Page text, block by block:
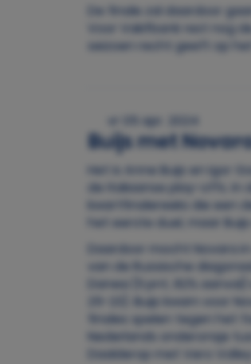
De finale zal daardoor
Voor Vakifbank rest nog
seizoen recht geeft op
vr 05 apr. 2024
Buijs met
Het is Anne Buijs en Igor
de Italiaanse play-offs. In
kwartfinalereeks die een
het eerste duel, maar
Daardoor mocht Novara
van de Russische
Danesi (11 pnt, 82%
25-23). Buijs kwam voor
finales spelen tegen het
Nederlands onderonsje
Daalderop met Vero